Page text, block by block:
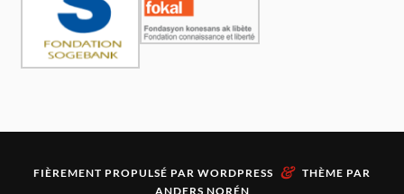
FIÈREMENT PROPULSÉ PAR WORDPRESS & THÈME PAR
ANDERS NORÉN